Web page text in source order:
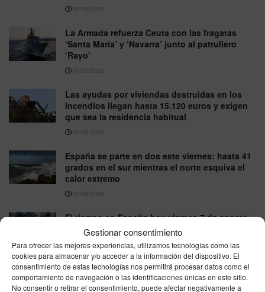
Gestionar consentimiento
Para ofrecer las mejores experiencias, utilizamos tecnologías como las
cookies para almacenar y/o acceder a la información del dispositivo. El
consentimiento de estas tecnologías nos permitirá procesar datos como el
comportamiento de navegación o las identificaciones únicas en este sitio.
No consentir o retirar el consentimiento, puede afectar negativamente a
07/08/2026
La Armada refuerza Ceuta con las fragatas
‘Santa María’ y ‘Navarra’ junto al patrullero
‘Rayo’
07/08/2026
Las ayudas por viviendas destruidas en los
incendios llegan hasta 15.120 euros y exigen
que sea la residencia habitual
07/08/2026
España se parte en dos este viernes: hasta 41
grados en el sur mientras el norte esquiva el
calor extremo
07/08/2026
El tiempo en España hoy viernes 7 de agosto
de 2026: panorama por zonas
07/08/2026
Viajar de España a Italia ya no es igual:
controles de pasaporte y colas de hasta 90